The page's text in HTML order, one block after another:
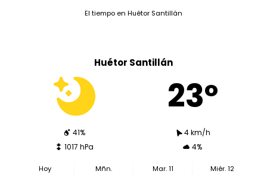
El tiempo en Huétor Santillán
Huétor Santillán
23º
41%
4 km/h
1017 hPa
4%
Hoy
Mñn.
Mar. 11
Miér. 12